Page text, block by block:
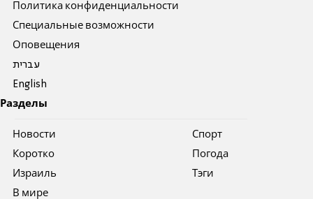
Политика конфиденциальности
Специальные возможности
Оповещения
עברית
English
Разделы
Новости
Коротко
Израиль
В мире
Спорт
Погода
Тэги